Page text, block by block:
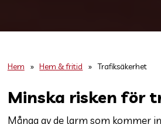
Hem » Hem & fritid » Trafiksäkerhet
Minska risken för
Många av de larm som kommer